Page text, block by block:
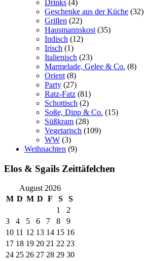
Drinks (4)
Geschenke aus der Küche (32)
Grillen (22)
Hausmannskost (35)
Indisch (12)
Irisch (1)
Italienisch (23)
Marmelade, Gelee & Co. (8)
Orient (8)
Party (27)
Ratz-Fatz (81)
Schottisch (2)
Soße, Dipp & Co. (15)
Süßkram (28)
Vegetarisch (109)
WW (3)
Weihnachten (9)
Elos & Sgails Zeittäfelchen
August 2026
M D M D F S
S
1
2
3
4 5 6 7 8
9
10 11 12 13 14 15 16
17 18 19 20 21 22 23
24 25 26 27 28 29 30